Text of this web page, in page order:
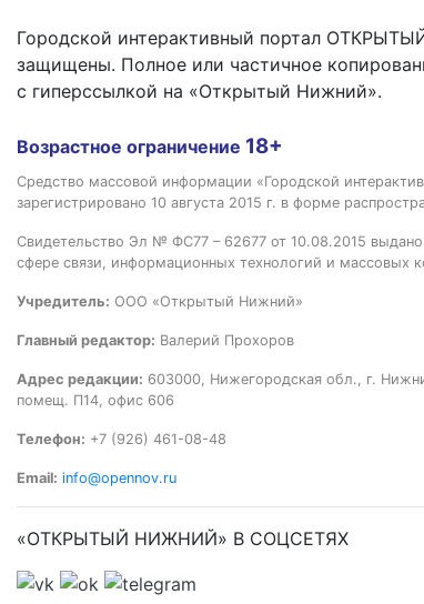
Городской интерактивный портал
защищены. Полное или частичное
с гиперссылкой на «Открытый Нижний».
Возрастное ограничение 18+
Средство массовой информации «Городской
зарегистрировано 10 августа 2015 г. в форме
Свидетельство Эл № ФС77 – 62677 от 10.08.2015
сфере связи, информационных технологий и массовых
Учредитель: ООО «Открытый Нижний»
Главный редактор: Валерий Прохоров
Адрес редакции: 603000, Нижегородская обл., г.
помещ. П14, офис 606
Телефон: +7 (926) 461-08-48
Email: info@opennov.ru
«ОТКРЫТЫЙ НИЖНИЙ» В СОЦСЕТЯХ